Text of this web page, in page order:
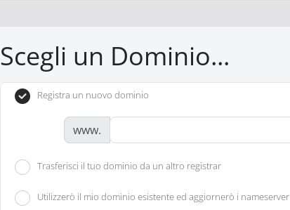
Scegli un Dominio...
Registra un nuovo dominio
www.
Trasferisci il tuo dominio da un altro registrar
Utilizzerò il mio dominio esistente ed aggiornerò i nameserver